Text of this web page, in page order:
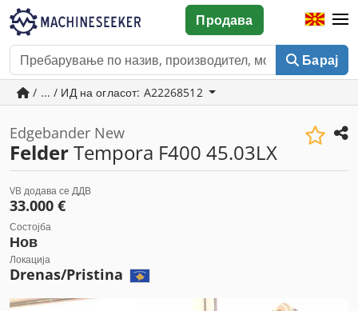
Барај
Продава
/ ... / ИД на огласот: A22268512
Edgebander New
FelderTempora F400 45.03LX
VB додава се ДДВ
33.000 €
Состојба
Нов
Локација
Drenas/Pristina